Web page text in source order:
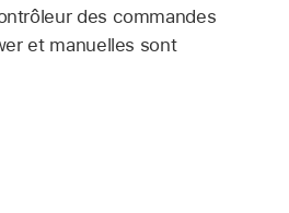
des commandes
et manuelles sont